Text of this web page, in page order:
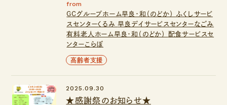
from
GCグループホーム早良・和（のどか） ふくしサービ
スセンターくるみ早良デイサービスセンターなごみ
有料老人ホーム早良・和（のどか） 配食サービスセ
ンターこらぼ
高齢者支援
★感謝祭のお知らせ★
2025.09.30